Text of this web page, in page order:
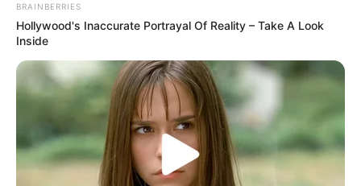
BRAINBERRIES
Hollywood's Inaccurate Portrayal Of Reality – Take A Look
Inside